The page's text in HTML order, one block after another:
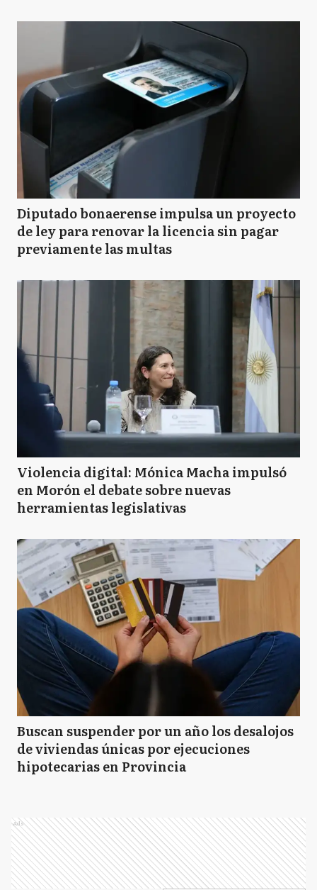
Diputado bonaerense impulsa un proyecto
de ley para renovar la licencia sin pagar
previamente las multas
Violencia digital: Mónica Macha impulsó
en Morón el debate sobre nuevas
herramientas legislativas
Buscan suspender por un año los desalojos
de viviendas únicas por ejecuciones
hipotecarias en Provincia
Ads